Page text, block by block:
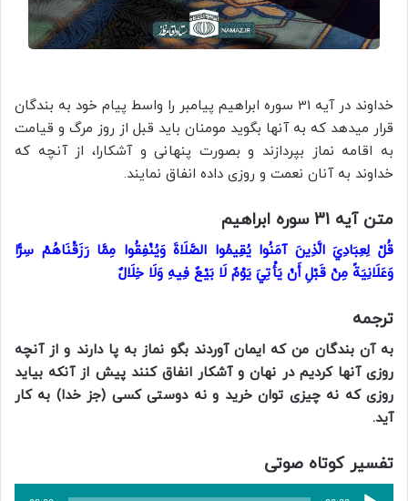
خداوند در آیه 31 سوره ابراهیم پیامبر را واسط پیام خود به بندگان
قرار میدهد که به آنها بگوید مومنان باید قبل از روز مرگ و قیامت
به اقامه نماز بپردازند و بصورت پنهانی و آشکارا، از آنچه که
خداوند به آنان نعمت و روزی داده انفاق نمایند.
متن آیه 31 سوره ابراهیم
قُلْ لِعِبَادِيَ الَّذِينَ آمَنُوا يُقِيمُوا الصَّلَاةَ وَيُنْفِقُوا مِمَّا رَزَقْنَاهُمْ سِرًّا
وَعَلَانِيَةً مِنْ قَبْلِ أَنْ يَأْتِيَ يَوْمٌ لَا بَيْعٌ فِيهِ وَلَا خِلَالٌ
ترجمه
به آن بندگان من که ایمان آوردند بگو نماز به پا دارند و از آنچه
روزی آنها کردیم در نهان و آشکار انفاق کنند پیش از آنکه بیاید
روزی که نه چیزی توان خرید و نه دوستی کسی (جز خدا) به کار
آید.
تفسیر کوتاه صوتی
پخش‌کننده